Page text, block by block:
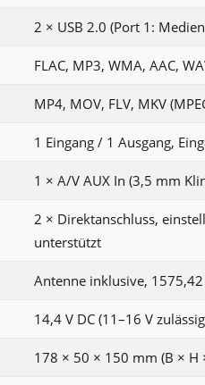
2 × USB 2.0 (Port 1:
FLAC, MP3, WMA, AAC,
MP4, MOV, FLV, MKV
1 Eingang / 1 Ausgang,
1 × A/V AUX In (3,5 mm
2 × Direktanschluss,
unterstützt
Antenne inklusive,
14,4 V DC (11–16 V
178 × 50 × 150 mm (B × H